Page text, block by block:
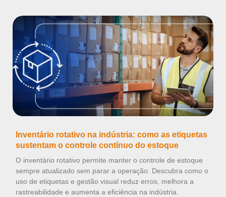
Inventário rotativo na indústria: como as etiquetas
sustentam o controle contínuo do estoque
O inventário rotativo permite manter o controle de estoque
sempre atualizado sem parar a operação. Descubra como o
uso de etiquetas e gestão visual reduz erros, melhora a
rastreabilidade e aumenta a eficiência na indústria.